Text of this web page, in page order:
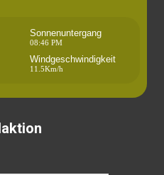
Sonnenuntergang
08:46 PM
Windgeschwindigkeit
11.5Km/h